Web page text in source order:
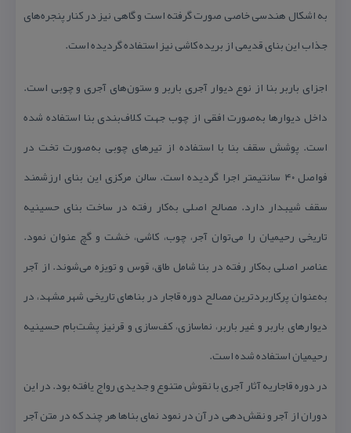
به اشكال هندسی خاصی صورت گرفته است و گاهی نیز در كنار پنجره‌های
جذاب این بنای قدیمی از بریده كاشی نیز استفاده گردیده است.
اجزای باربر بنا از نوع دیوار آجری باربر و ستون‌های آجری و چوبی است.
داخل دیوارها به‌صورت افقی از چوب جهت كلاف‌بندی بنا استفاده شده
است. پوشش سقف بنا با استفاده از تیرهای چوبی به‌صورت تخت در
فواصل ۴۰ سانتیمتر اجرا گردیده است. سالن مركزی این بنای ارزشمند
سقف شیبدار دارد. مصالح اصلی به‌كار رفته در ساخت بنای حسینیه
تاریخی رحیمیان را می‌توان آجر، چوب، كاشی، خشت و گچ عنوان نمود.
عناصر اصلی به‌كار رفته در بنا شامل طاق، قوس و تویزه می‌شوند. از آجر
به‌عنوان پركاربردترین مصالح دوره‌ قاجار در بناهای تاریخی شهر مشهد، در
دیوارهای باربر و غیر باربر، نماسازی، كف‌سازی و قرنیز پشت‌بام حسینیه‌
رحیمیان استفاده شده است.
در دوره‌ قاجاریه آثار آجری با نقوش متنوع و جدیدی رواج یافته بود. در این
دوران از آجر و نقش‌دهی در آن در نمود نمای بناها هر چند كه در متن آجر